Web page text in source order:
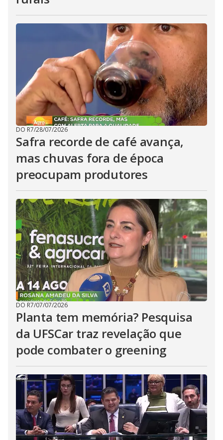
DO R7/28/07/2026
Safra recorde de café avança,
mas chuvas fora de época
preocupam produtores
DO R7/07/07/2026
Planta tem memória? Pesquisa
da UFSCar traz revelação que
pode combater o greening